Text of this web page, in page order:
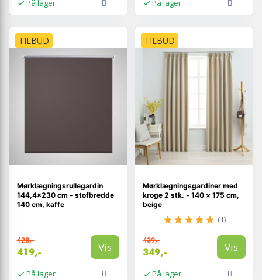
På lager På lager
TILBUD
Mørklægningsrullegardin
144,4×230 cm - stofbredde
140 cm, kaffe
428,-
419,- Vis
På lager
TILBUD
Mørklægningsgardiner med
kroge 2 stk. - 140 × 175 cm,
beige
(1)
439,-
349,- Vis
På lager